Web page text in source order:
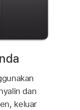
dan
keluar